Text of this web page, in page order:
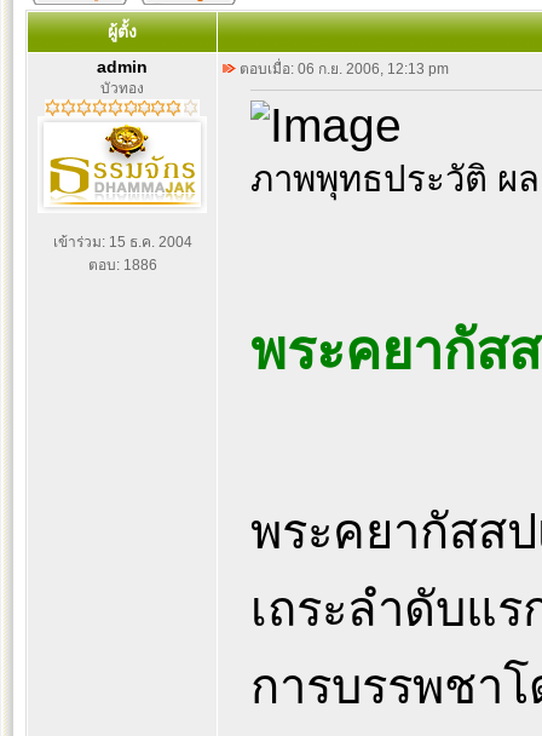
ผู้ตั้ง
admin
บัวทอง
เข้าร่วม: 15 ธ.ค. 2004
ตอบ: 1886
ตอบเมื่อ: 06 ก.ย. 2006, 12:13 pm
ภาพพุทธประวัติ ผ
พระคยากัส
พระคยากัสส
เถระลำดับแ
การบรรพชา